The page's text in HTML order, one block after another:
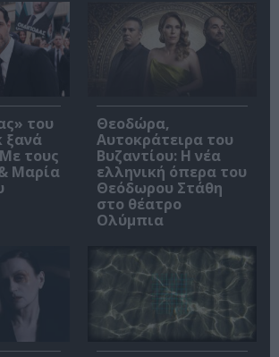
του
ξανά
τους
Μαρία
Θεοδώρα,
Αυτοκράτειρα του
Βυζαντίου: Η νέα
ελληνική όπερα του
Θεόδωρου Στάθη
στο θέατρο
Ολύμπια